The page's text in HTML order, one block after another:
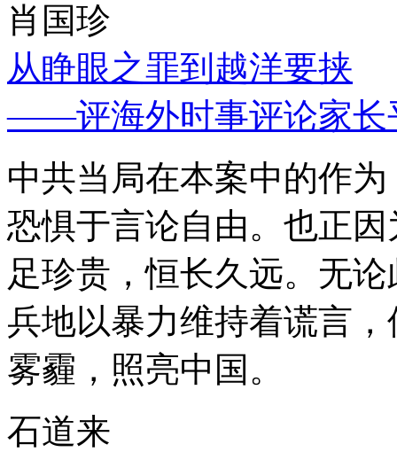
肖国珍
从睁眼之罪到越洋要挟
——评海外时事评论家长
中共当局在本案中的作
恐惧于言论自由。也正
足珍贵，恒长久远。无
兵地以暴力维持着谎言
雾霾，照亮中国。
石道来